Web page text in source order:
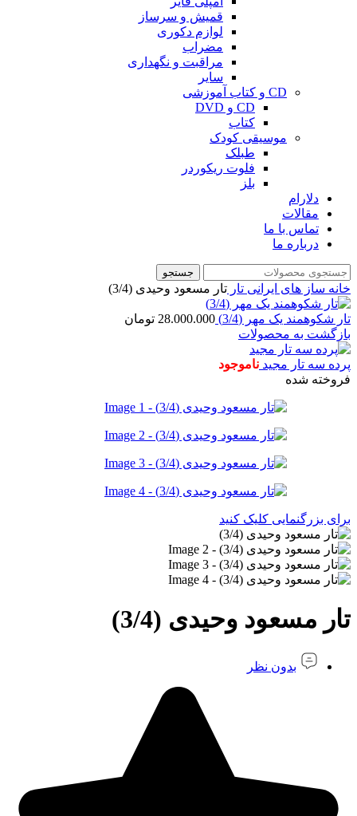
قمیش و سرساز
لوازم دکوری
مضراب
مراقبت و نگهداری
سایر
CD و کتاب آموزشی
CD و DVD
کتاب
موسیقی کودک
طبلک
فلوت ریکوردر
بلز
دلارام
مقالات
تماس با ما
درباره ما
جستجو
خانه ساز های ایرانی تار تار مسعود وحیدی (3/4)
تار شکوهمند یک مهر (3/4) 28.000.000 تومان
بازگشت به محصولات
پرده سه تار مجید ناموجود
فروخته شده
برای بزرگنمایی کلیک کنید
تار مسعود وحیدی (3/4)
بدون نظر